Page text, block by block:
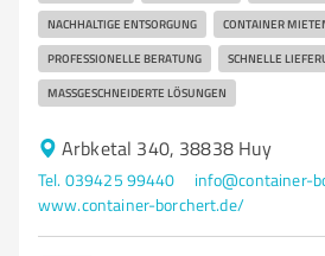
NACHHALTIGE ENTSORGUNG CONTAINER
PROFESSIONELLE BERATUNG SCHNELLE
MASSGESCHNEIDERTE LÖSUNGEN
Arbketal 340, 38838 Huy
Tel. 039425 99440
info@container-
www.container-borchert.de/